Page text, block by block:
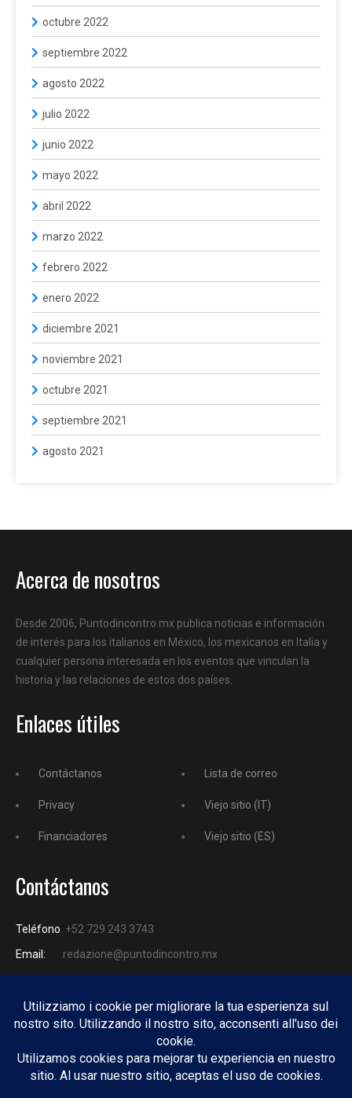
octubre 2022
septiembre 2022
agosto 2022
julio 2022
junio 2022
mayo 2022
abril 2022
marzo 2022
febrero 2022
enero 2022
diciembre 2021
noviembre 2021
octubre 2021
septiembre 2021
agosto 2021
Acerca de nosotros
Desde 2006, Puntodincontro.mx publica noticias e información
de interés para los italianos en México, los mexicanos en Italia y
cualquier persona interesada en los eventos que vinculan la
historia y las relaciones de estos dos países.
Enlaces útiles
Contáctanos
Privacy
Financiadores
Lista de correo
Viejo sitio (IT)
Viejo sitio (ES)
Contáctanos
Teléfono +52 729 243 3743
Email:
redazione@puntodincontro.mx
PUNTODINCONTRO